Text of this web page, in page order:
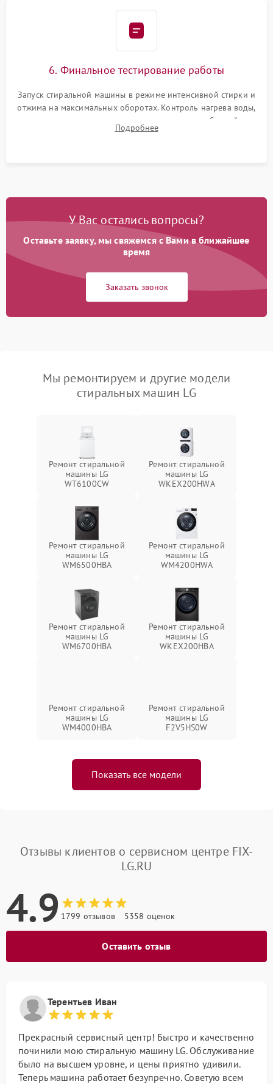
6. Финальное тестирование работы
Запуск стиральной машины в режиме интенсивной стирки и
отжима на максимальных оборотах. Контроль нагрева воды,
корректности слива, отсутствия излишних вибраций,
посторонних стуков и протечек под корпусом.
Подробнее
У Вас остались вопросы?
Оставьте заявку, мы свяжемся с Вами в ближайшее
время
Заказать звонок
Мы ремонтируем и другие модели
стиральных машин LG
Ремонт стиральной
машины LG
WT6100CW
Ремонт стиральной
машины LG
WKEX200HWA
Ремонт стиральной
машины LG
WM6500HBA
Ремонт стиральной
машины LG
WM4200HWA
Ремонт стиральной
машины LG
WM6700HBA
Ремонт стиральной
машины LG
WKEX200HBA
Ремонт стиральной
машины LG
WM4000HBA
Ремонт стиральной
машины LG
F2V5HS0W
Показать все модели
Отзывы клиентов о сервисном центре FIX-
LG.RU
4.9 1799 отзывов 5358 оценок
Оставить отзыв
Терентьев Иван
Прекрасный сервисный центр! Быстро и качественно
починили мою стиральную машину LG. Обслуживание
было на высшем уровне, и цены приятно удивили.
Теперь машина работает безупречно. Советую всем